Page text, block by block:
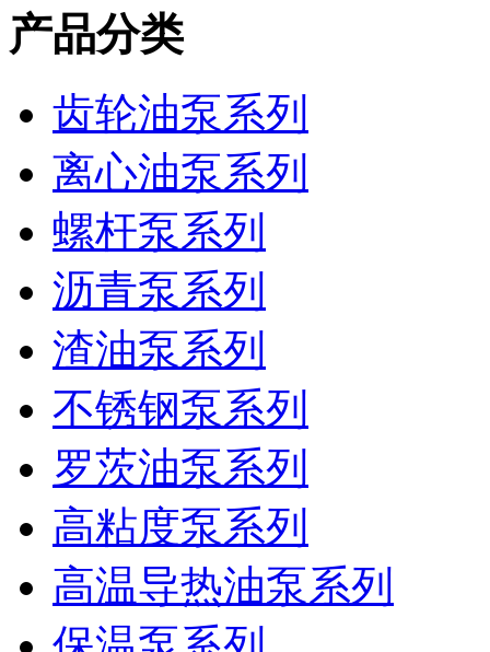
产品分类
齿轮油泵系列
离心油泵系列
螺杆泵系列
沥青泵系列
渣油泵系列
不锈钢泵系列
罗茨油泵系列
高粘度泵系列
高温导热油泵系列